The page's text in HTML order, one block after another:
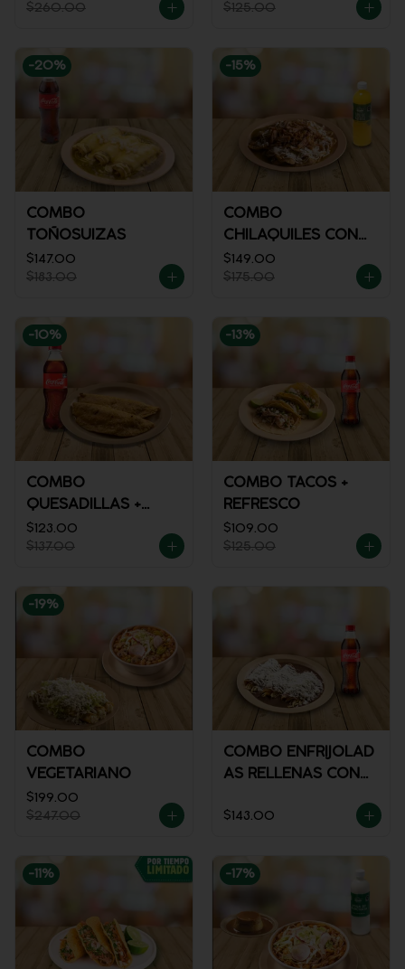
$260.00
$125.00
-20%
COMBO
TOÑOSUIZAS
$147.00
$183.00
-15%
COMBO
CHILAQUILES CON
MACIZA + JUGO DE
NARANJA
$149.00
$175.00
-10%
COMBO
QUESADILLAS +
REFRESCO
$123.00
$137.00
-13%
COMBO TACOS +
REFRESCO
$109.00
$125.00
-19%
COMBO
VEGETARIANO
$199.00
$247.00
COMBO ENFRIJOLAD
AS RELLENAS CON
$143.00
-11 % -17%